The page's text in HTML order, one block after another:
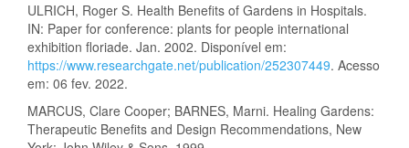
ULRICH, Roger S. Health Benefits of Gardens in Hospitals.
IN: Paper for conference: plants for people international
exhibition floriade. Jan. 2002. Disponível em:
https://www.researchgate.net/publication/252307449. Acesso
em: 06 fev. 2022.
MARCUS, Clare Cooper; BARNES, Marni. Healing Gardens:
Therapeutic Benefits and Design Recommendations, New